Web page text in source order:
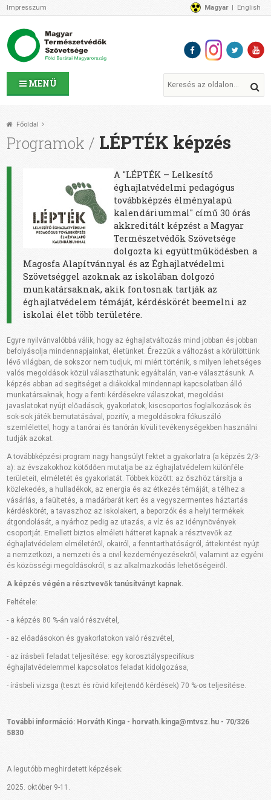
MENÜ
Impresszum Magyar English
Az MTVSZ-ről
Programok
MTVSZ ügyek és események
Tagszervezetek
Támogatóink
CSATLAKOZZ hozzánk!
Segítsd a munkánkat!
Adományozz!
Támogatás
Főoldal
Programok LÉPTÉK képzés
A "LÉPTÉK – Lelkesítő
éghajlatvédelmi pedagógus
továbbképzés élményalapú
kalendáriummal" című 30 órás
akkreditált képzést a Magyar
Természetvédők Szövetsége
dolgozta ki együttműködésben a
Magosfa Alapítvánnyal és az Éghajlatvédelmi
Szövetséggel azoknak az iskolában dolgozó
munkatársaknak, akik fontosnak tartják az
éghajlatvédelem témáját, kérdéskörét beemelni az
iskolai élet több területére.
Egyre nyilvánvalóbbá válik, hogy az éghajlatváltozás mind jobban és jobban
befolyásolja mindennapjainkat, életünket. Érezzük a változást a körülöttünk
lévő világban, de sokszor nem tudjuk, mi miért történik, s milyen lehetséges
valós megoldások közül választhatunk; egyáltalán, van-e választásunk. A
képzés abban ad segítséget a diákokkal mindennapi kapcsolatban álló
munkatársaknak, hogy a fenti kérdésekre válaszokat, megoldási
javaslatokat nyújt előadások, gyakorlatok, kiscsoportos foglalkozások és
sok-sok játék bemutatásával, pozitív, a megoldásokra fókuszáló
szemlélettel, hogy a tanórai és tanórán kívüli tevékenységekben használni
tudják azokat.
A továbbképzési program nagy hangsúlyt fektet a gyakorlatra (a képzés 2/3-
a): az évszakokhoz kötődően mutatja be az éghajlatvédelem különféle
területeit, elméletét és gyakorlatát. Többek között: az őszhöz társítja a
közlekedés, a hulladékok, az energia és az étkezés témáját, a télhez a
vásárlás, a faültetés, a madárbarát kert és a vegyszermentes háztartás
kérdéskörét, a tavaszhoz az iskolakert, a beporzók és a helyi termékek
átgondolását, a nyárhoz pedig az utazás, a víz és az idénynövények
csoportját. Emellett biztos elméleti hátteret kapnak a résztvevők az
éghajlatvédelem elméletéről, okairól, a fenntarthatóságról, áttekintést nyújt
a nemzetközi, a nemzeti és a civil kezdeményezésekről, valamint az egyéni
és közösségi megoldásokról, s az alkalmazkodás lehetőségeiről.
A képzés végén a résztvevők tanúsítványt kapnak.
Feltétele:
- a képzés 80 %-án való részvétel,
- az előadásokon és gyakorlatokon való részvétel,
- az írásbeli feladat teljesítése: egy korosztályspecifikus
éghajlatvédelemmel kapcsolatos feladat kidolgozása,
- írásbeli vizsga (teszt és rövid kifejtendő kérdések) 70 %-os teljesítése.
További információ: Horváth Kinga - horvath.kinga@mtvsz.hu - 70/326
5830
A legutóbb meghirdetett képzések:
2025. október 9-11.